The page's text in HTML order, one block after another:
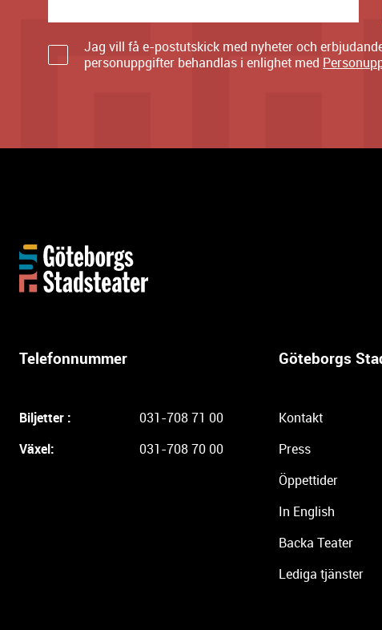
Jag vill få e-postutskick med nyheter och
personuppgifter behandlas i enlighet med
Telefonnummer
Biljetter :
031-708 71 00
Växel:
031-708 70 00
Göteborgs
Kontakt
Press
Öppettider
In English
Backa Teater
Lediga tjänster